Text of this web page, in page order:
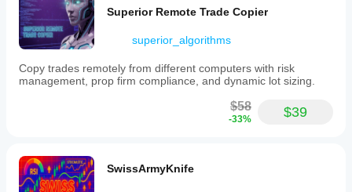
Superior Remote Trade Copier
superior_algorithms
Copy trades remotely from different computers with risk
management, prop firm compliance, and dynamic lot sizing.
$58
-33% $39
SwissArmyKnife